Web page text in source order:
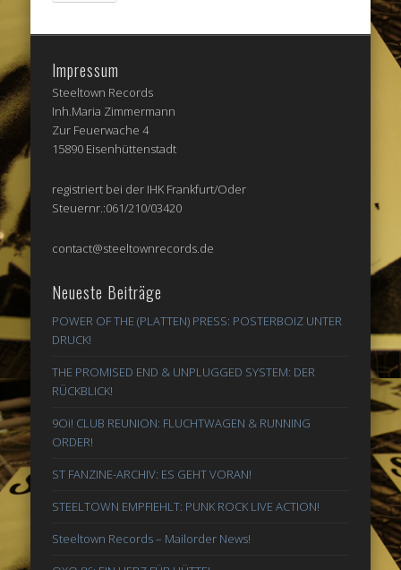
Impressum
Steeltown Records
Inh.Maria Zimmermann
Zur Feuerwache 4
15890 Eisenhüttenstadt
registriert bei der IHK Frankfurt/Oder
Steuernr.:061/210/03420
contact@steeltownrecords.de
Neueste Beiträge
POWER OF THE (PLATTEN) PRESS: POSTERBOIZ UNTER
DRUCK!
THE PROMISED END & UNPLUGGED SYSTEM: DER
RÜCKBLICK!
9Oi! CLUB REUNION: FLUCHTWAGEN & RUNNING
ORDER!
ST FANZINE-ARCHIV: ES GEHT VORAN!
STEELTOWN EMPFIEHLT: PUNK ROCK LIVE ACTION!
Steeltown Records – Mailorder News!